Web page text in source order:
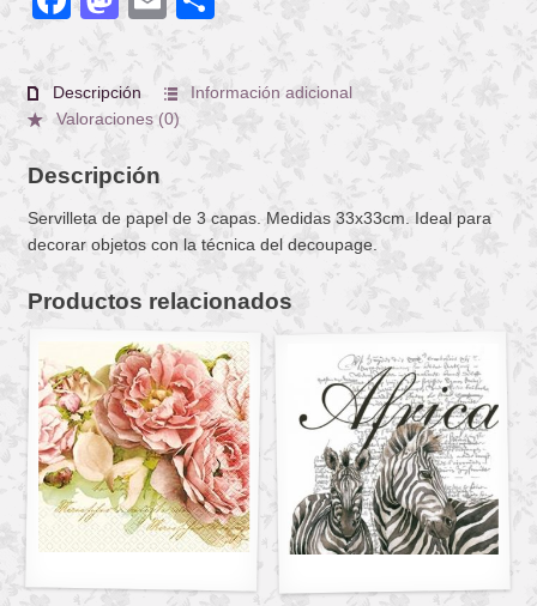
Descripción
Información adicional
Valoraciones (0)
Descripción
Servilleta de papel de 3 capas. Medidas 33x33cm. Ideal para
decorar objetos con la técnica del decoupage.
Productos relacionados